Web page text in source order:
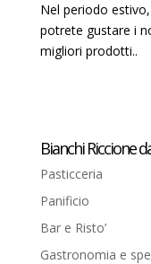
Nel periodo
potrete gustare i
migliori prodotti..
Bianchi Riccione
Pasticceria
Panificio
Bar e Risto’
Gastronomia e